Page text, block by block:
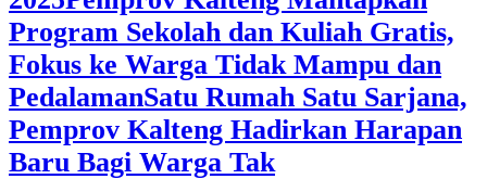
Program Sekolah dan Kuliah Gratis,
Fokus ke Warga Tidak Mampu dan
Pedalaman‎Satu Rumah Satu Sarjana,
Pemprov Kalteng Hadirkan Harapan
Baru Bagi Warga Tak